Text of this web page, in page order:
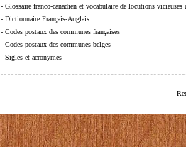
- Glossaire franco-canadien et vocabulaire de locutions vicieuses
- Dictionnaire Français-Anglais
- Codes postaux des communes françaises
- Codes postaux des communes belges
- Sigles et acronymes